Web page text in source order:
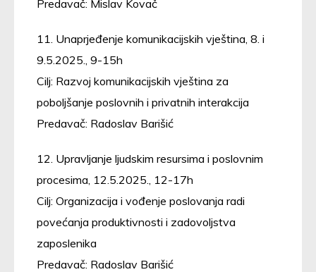
Predavač: Mislav Kovač
11. Unaprjeđenje komunikacijskih vještina, 8. i
9.5.2025., 9-15h
Cilj: Razvoj komunikacijskih vještina za
poboljšanje poslovnih i privatnih interakcija
Predavač: Radoslav Barišić
12. Upravljanje ljudskim resursima i poslovnim
procesima, 12.5.2025., 12-17h
Cilj: Organizacija i vođenje poslovanja radi
povećanja produktivnosti i zadovoljstva
zaposlenika
Predavač: Radoslav Barišić